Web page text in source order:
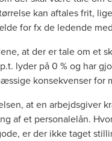
kan aftales frit,
for fx de ledende
at der er tale om et
lyder på 0 % og har
konsekvenser
at en arbejdsgiver
af et personalelån.
er der ikke taget